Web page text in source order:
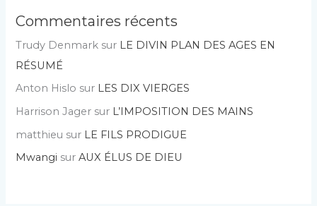
Commentaires récents
Trudy Denmark sur LE DIVIN PLAN DES AGES EN
RÉSUMÉ
Anton Hislo sur LES DIX VIERGES
Harrison Jager sur L’IMPOSITION DES MAINS
matthieu sur LE FILS PRODIGUE
Mwangi surAUX ÉLUS DE DIEU